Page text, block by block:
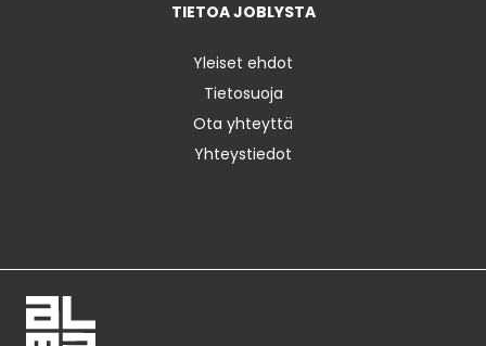
TIETOA JOBLYSTA
Yleiset ehdot
Tietosuoja
Ota yhteyttä
Yhteystiedot